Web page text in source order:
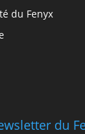
du Fenyx
du